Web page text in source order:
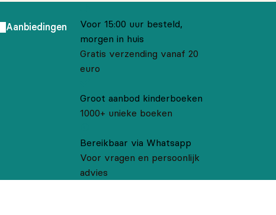
Aanbiedingen
Voor 15:00 uur besteld,
morgen in huis
Gratis verzending vanaf 20
euro
Groot aanbod kinderboeken
1000+ unieke boeken
Bereikbaar via Whatsapp
Voor vragen en persoonlijk
advies